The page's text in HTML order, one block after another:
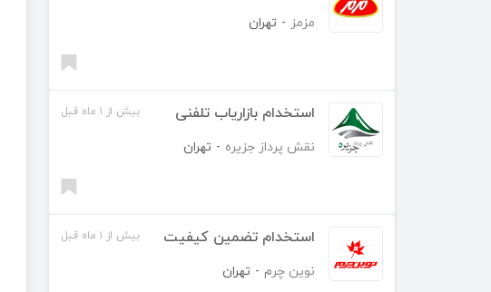
مزمز - تهران
استخدام بازاریاب تلفنی
نقش پرداز جزیره - تهران
بیش از ۱ ماه قبل
استخدام تضمین کیفیت
نوین چرم - تهران
بیش از ۱ ماه قبل